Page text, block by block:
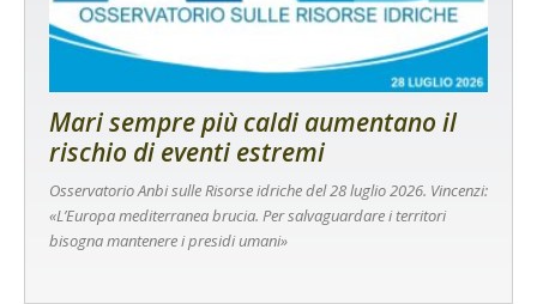
Mari sempre più caldi aumentano il
rischio di eventi estremi
Osservatorio Anbi sulle Risorse idriche del 28 luglio 2026. Vincenzi:
«L’Europa mediterranea brucia. Per salvaguardare i territori
bisogna mantenere i presidi umani»